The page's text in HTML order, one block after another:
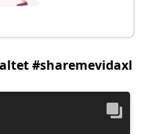
#sharemevidaxl